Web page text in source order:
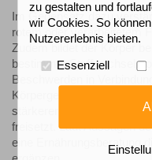
Im Gegensatz dazu
rotem oder verarbeitetem
Zudem bildet der Körper
bestimmte
Beschwerden in
Körpergewicht spielt eine
stärkerer Psoriasis einher,
freisetzt. Laut Aussagen
eine Ernährungsberatung
zu gestalten und
wir Cookies. So
Nutzererlebnis bieten.
Essenziell